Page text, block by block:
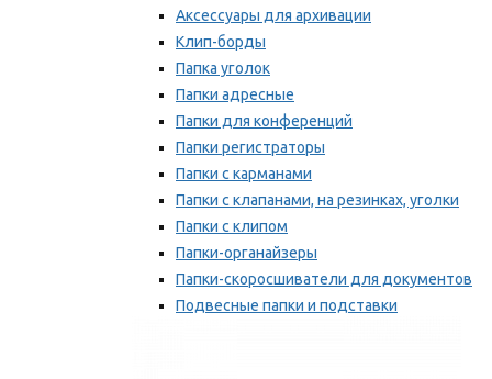
Аксессуары для архивации
Клип-борды
Папка уголок
Папки адресные
Папки для конференций
Папки регистраторы
Папки с карманами
Папки с клапанами, на резинках, уголки
Папки с клипом
Папки-органайзеры
Папки-скоросшиватели для документов
Подвесные папки и подставки